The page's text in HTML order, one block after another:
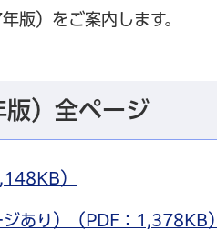
版）をご案内します。
）全ページ
）
あり）（PDF：1,378KB）